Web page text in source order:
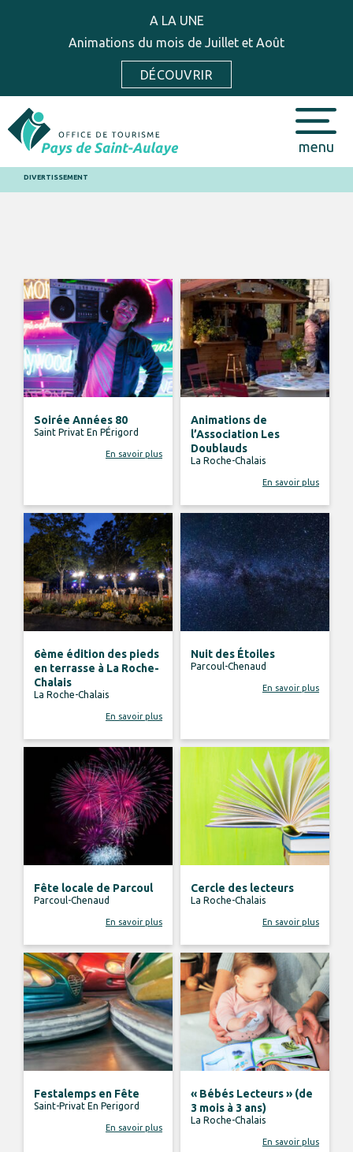
A LA UNE
Animations du mois de Juillet et Août
DÉCOUVRIR
menu
DIVERTISSEMENT
Soirée Années 80
Saint Privat En PÉrigord
En savoir plus
Animations de
l’Association Les
Doublauds
La Roche-Chalais
En savoir plus
6ème édition des pieds
en terrasse à La Roche-
Chalais
La Roche-Chalais
En savoir plus
Nuit des Étoiles
Parcoul-Chenaud
En savoir plus
Fête locale de Parcoul
Parcoul-Chenaud
En savoir plus
Cercle des lecteurs
La Roche-Chalais
En savoir plus
Festalemps en Fête
Saint-Privat En Perigord
En savoir plus
« Bébés Lecteurs » (de
3 mois à 3 ans)
La Roche-Chalais
En savoir plus